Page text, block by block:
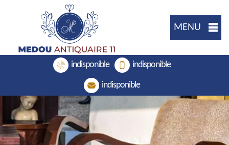
MENU
indisponible indisponible
indisponible